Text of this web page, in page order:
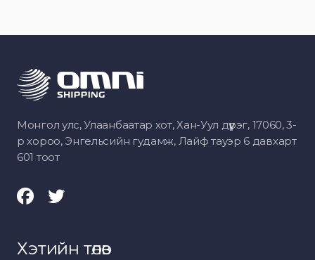
Монгол улс, Улаанбаатар хот, Хан-Уул дүүрэг, 17060, 3-
р хороо, Энгельсийн гудамж, Лайф тауэр 6 давхарт
601 тоот
Хэтийн төлөв